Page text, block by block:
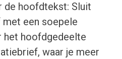
de hoofdtekst: Sluit
met een soepele
het hoofdgedeelte
waar je meer